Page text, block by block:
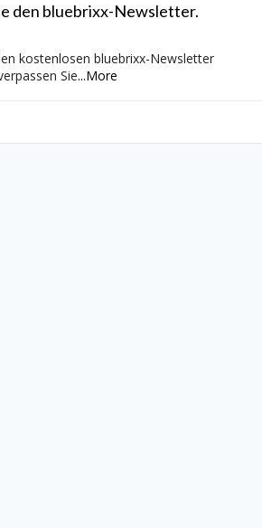
den bluebrixx-Newsletter.
kostenlosen bluebrixx-Newsletter
Sie...More